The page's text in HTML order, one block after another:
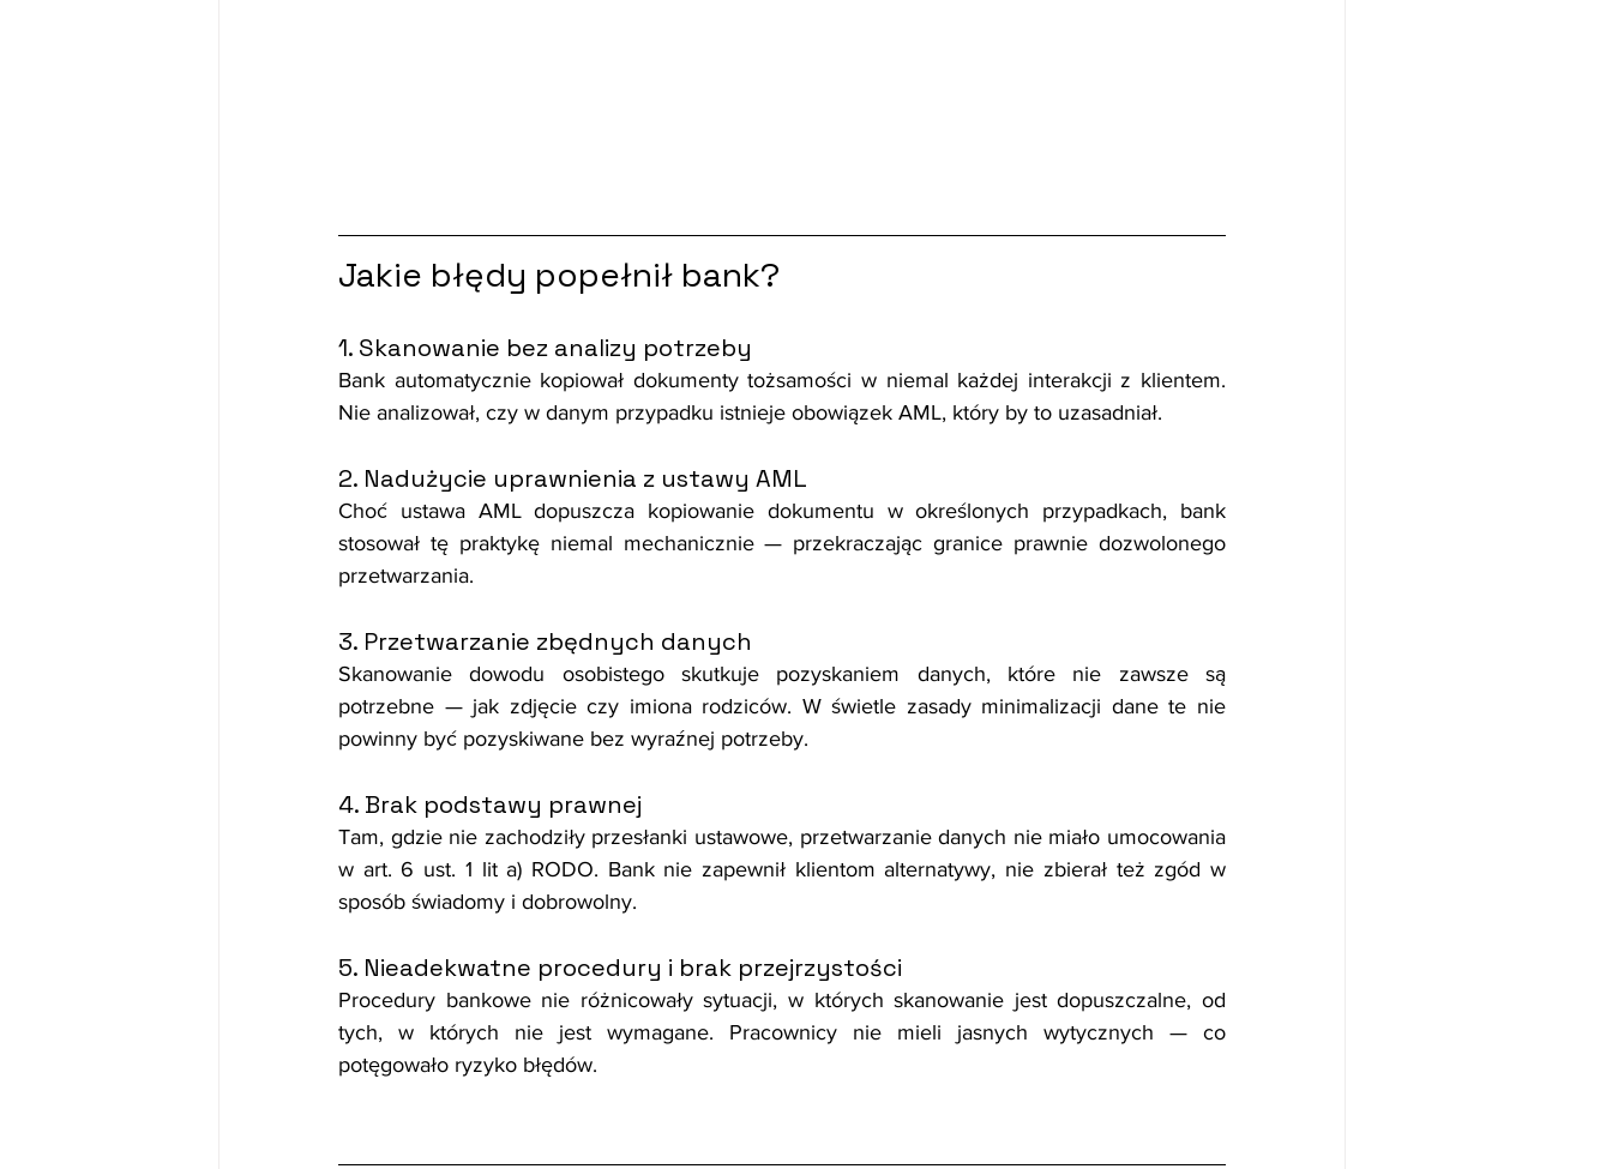
Jakie błędy popełnił bank?
1. Skanowanie bez analizy potrzeby
Bank automatycznie kopiował dokumenty tożsamości w niemal każdej interakcji z klientem.
Nie analizował, czy w danym przypadku istnieje obowiązek AML, który by to uzasadniał.
2. Nadużycie uprawnienia z ustawy AML
Choć ustawa AML dopuszcza kopiowanie dokumentu w określonych przypadkach, bank
stosował tę praktykę niemal mechanicznie — przekraczając granice prawnie dozwolonego
przetwarzania.
3. Przetwarzanie zbędnych danych
Skanowanie dowodu osobistego skutkuje pozyskaniem danych, które nie zawsze są
potrzebne — jak zdjęcie czy imiona rodziców. W świetle zasady minimalizacji dane te nie
powinny być pozyskiwane bez wyraźnej potrzeby.
4. Brak podstawy prawnej
Tam, gdzie nie zachodziły przesłanki ustawowe, przetwarzanie danych nie miało umocowania
w art. 6 ust. 1 lit a) RODO. Bank nie zapewnił klientom alternatywy, nie zbierał też zgód w
sposób świadomy i dobrowolny.
5. Nieadekwatne procedury i brak przejrzystości
Procedury bankowe nie różnicowały sytuacji, w których skanowanie jest dopuszczalne, od
tych, w których nie jest wymagane. Pracownicy nie mieli jasnych wytycznych — co
potęgowało ryzyko błędów.